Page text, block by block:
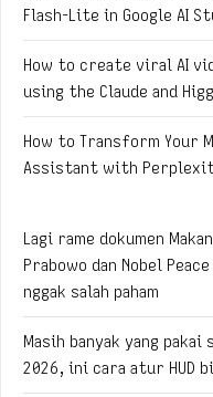
Flash-Lite in Google AI
How to create viral AI
using the Claude and
How to Transform Your
Assistant with
Lagi rame dokumen
Prabowo dan Nobel
nggak salah paham
Masih banyak yang
2026, ini cara atur HUD